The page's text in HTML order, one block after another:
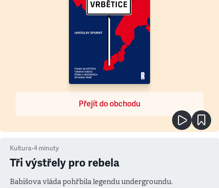
Přejít do obchodu
Kultura•4 minuty
Tři výstřely pro rebela
Babišova vláda pohřbila legendu undergroundu.